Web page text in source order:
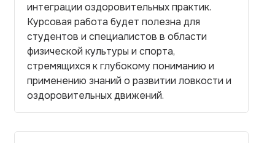
интеграции оздоровительных практик.
Курсовая работа будет полезна для
студентов и специалистов в области
физической культуры и спорта,
стремящихся к глубокому пониманию и
применению знаний о развитии ловкости и
оздоровительных движений.